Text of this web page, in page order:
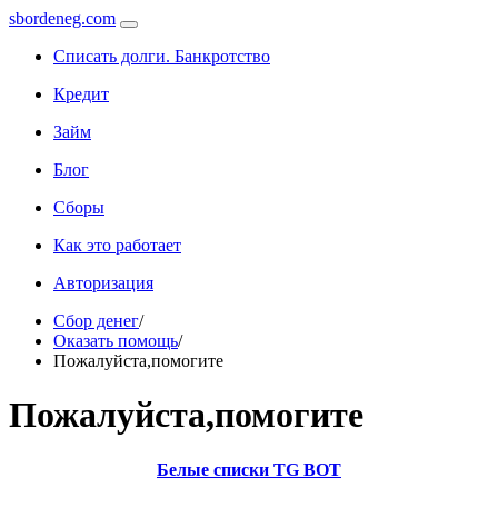
sbordeneg.com
Списать долги. Банкротство
Кредит
Займ
Блог
Сборы
Как это работает
Авторизация
Сбор денег/
Оказать помощь/
Пожалуйста,помогите
Пожалуйста,помогите
Белые списки TG BOT